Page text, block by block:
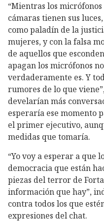
“Mientras los
cámaras tienen sus
como paladín de la
mujeres, y con la falsa
de aquellos que
apagan los micrófonos
verdaderamente es. Y
rumores de lo que
develarían más
esperaría ese momento
el primer ejecutivo,
medidas que tomaría.
“Yo voy a esperar a que
democracia que están
piezas del terror de
información que hay”,
contra todos los que
expresiones del chat.